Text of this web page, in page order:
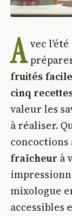
A vec
fruités
cinq
valeur les
à réaliser.
fraîcheur à
mixologue
accessibles